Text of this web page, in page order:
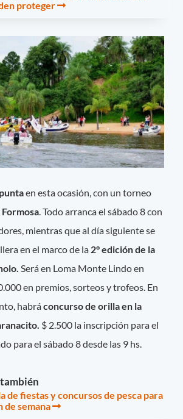
proteger
en esta ocasión, con un torneo
Formosa . Todo arranca el sábado 8 con
mientras que al día siguiente se
en el marco de la 2° edición de la
Será en Loma Monte Lindo en
en premios, sorteos y trofeos. En
habráconcurso de orilla en la
$ 2.500 la inscripción para el
para el sábado 8 desde las 9 hs.
de fiestas y concursos de pesca para
de semana